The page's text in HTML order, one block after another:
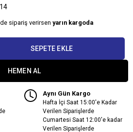
sipariş verirsen yarın kargoda
Aynı Gün Kargo
Hafta İçi Saat 15:00'e Kadar
Verilen Siparişlerde
Cumartesi Saat 12:00'e kadar
Verilen Siparişlerde